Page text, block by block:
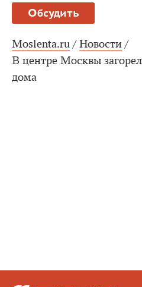
Обсудить
Moslenta.ru / Новости /
В центре Москвы
дома